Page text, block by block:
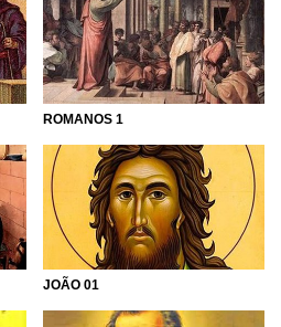
ROMANOS 1
JOÃO 01